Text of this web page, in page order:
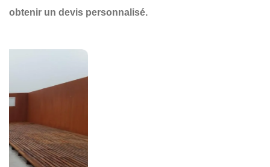
obtenir un devis personnalisé.